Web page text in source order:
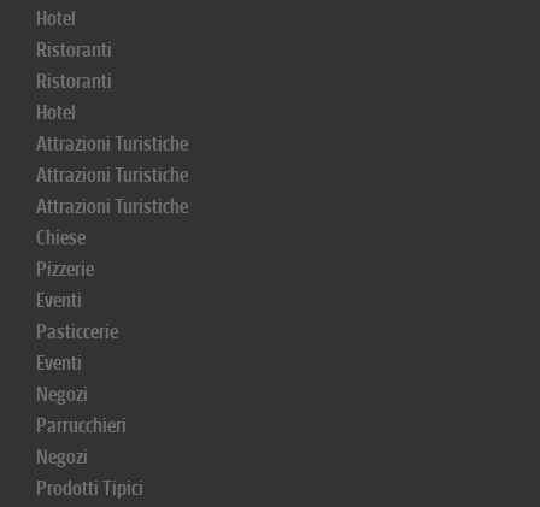
Hotel
Ristoranti
Ristoranti
Hotel
Attrazioni Turistiche
Attrazioni Turistiche
Attrazioni Turistiche
Chiese
Pizzerie
Eventi
Pasticcerie
Eventi
Negozi
Parrucchieri
Negozi
Prodotti Tipici